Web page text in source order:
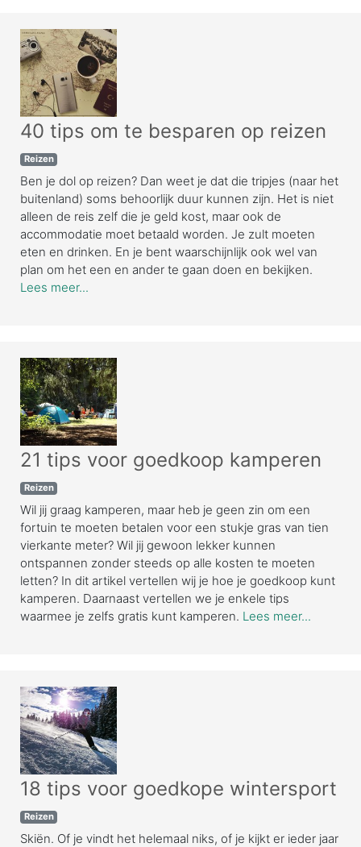
40 tips om te besparen op reizen
Reizen
Ben je dol op reizen? Dan weet je dat die tripjes (naar het
buitenland) soms behoorlijk duur kunnen zijn. Het is niet
alleen de reis zelf die je geld kost, maar ook de
accommodatie moet betaald worden. Je zult moeten
eten en drinken. En je bent waarschijnlijk ook wel van
plan om het een en ander te gaan doen en bekijken.
Lees meer...
21 tips voor goedkoop kamperen
Reizen
Wil jij graag kamperen, maar heb je geen zin om een
fortuin te moeten betalen voor een stukje gras van tien
vierkante meter? Wil jij gewoon lekker kunnen
ontspannen zonder steeds op alle kosten te moeten
letten? In dit artikel vertellen wij je hoe je goedkoop kunt
kamperen. Daarnaast vertellen we je enkele tips
waarmee je zelfs gratis kunt kamperen. Lees meer...
18 tips voor goedkope wintersport
Reizen
Skiën. Of je vindt het helemaal niks, of je kijkt er ieder jaar